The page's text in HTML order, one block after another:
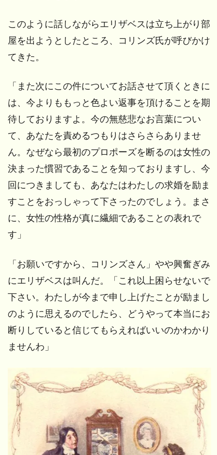
このように話しながらエリザベスは立ち上がり部
屋を出ようとしたところ、コリンズ氏が呼びかけ
てきた。
「また次にこの件についてお話させて頂くときに
は、今よりももっと色よい返事を頂けることを期
待しておりますよ。今の無慈悲なお言葉につい
て、あなたを責めるつもりはさらさらありませ
ん。なぜなら最初のプロポーズを断るのは女性の
決まった慣習であることを知っておりますし、今
回につきましても、あなたはわたしの求婚を励ま
すことをおっしゃって下さったのでしょう。まさ
に、女性の性格が真に繊細であることの表れで
す」
「お願いですから、コリンズさん」やや興奮ぎみ
にエリザベスは叫んだ。「これ以上困らせないで
下さい。わたしが今まで申し上げたことが励まし
のように思えるのでしたら、どうやって本当にお
断りしていると信じてもらえればいいのかわかり
ませんわ」